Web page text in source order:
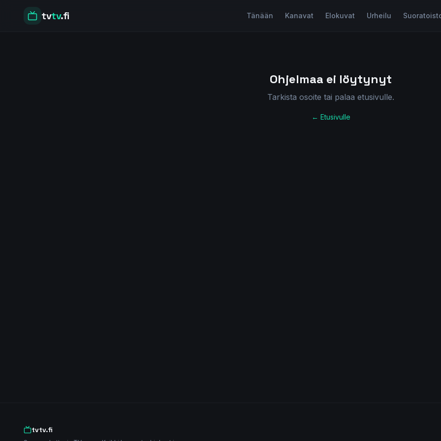
tvtv.fi Tänään Kanavat Elokuvat Urheilu
Ohjelmaa ei löytynyt
Tarkista osoite tai palaa etusivulle.
← Etusivulle
tvtv.fi